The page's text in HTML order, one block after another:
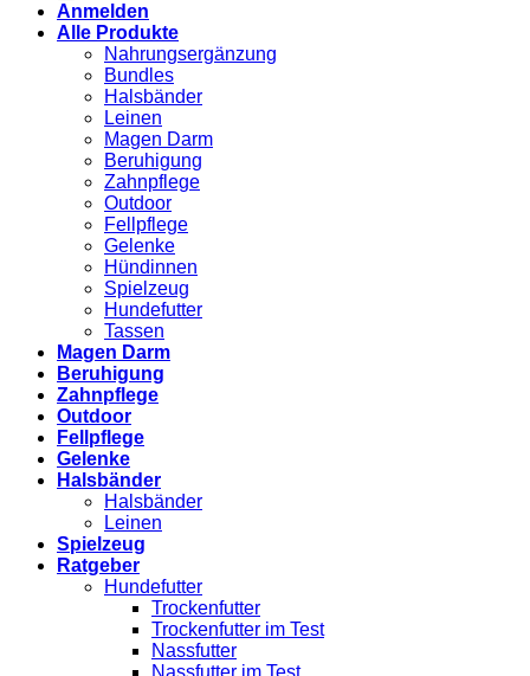
Anmelden
Alle Produkte
Nahrungsergänzung
Bundles
Halsbänder
Leinen
Magen Darm
Beruhigung
Zahnpflege
Outdoor
Fellpflege
Gelenke
Hündinnen
Spielzeug
Hundefutter
Tassen
Magen Darm
Beruhigung
Zahnpflege
Outdoor
Fellpflege
Gelenke
Halsbänder
Halsbänder
Leinen
Spielzeug
Ratgeber
Hundefutter
Trockenfutter
Trockenfutter im Test
Nassfutter